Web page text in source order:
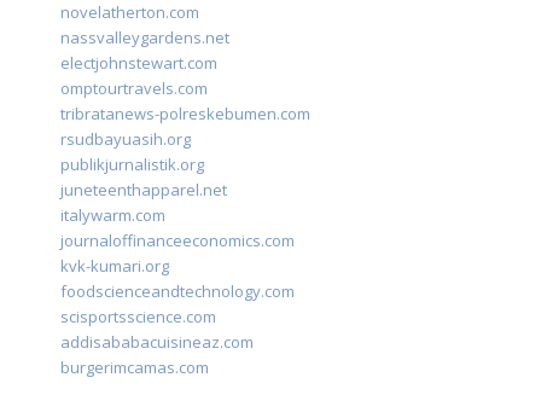
novelatherton.com
nassvalleygardens.net
electjohnstewart.com
omptourtravels.com
tribratanews-polreskebumen.com
rsudbayuasih.org
publikjurnalistik.org
juneteenthapparel.net
italywarm.com
journaloffinanceeconomics.com
kvk-kumari.org
foodscienceandtechnology.com
scisportsscience.com
addisababacuisineaz.com
burgerimcamas.com